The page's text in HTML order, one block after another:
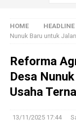
HOME HEADLINE
Nunuk Baru untuk
Reforma
Desa
Usaha
13/11/2025 17:44